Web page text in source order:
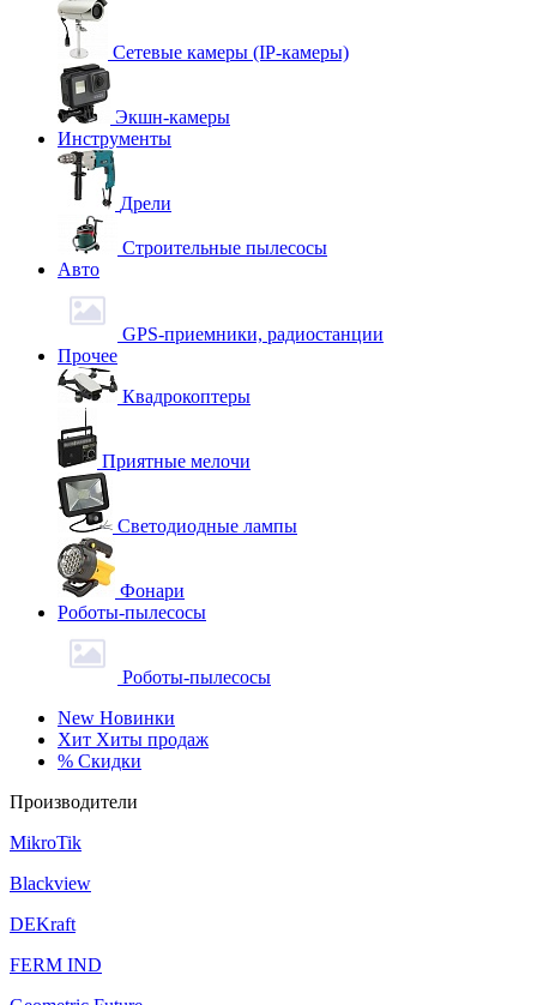
Сетевые камеры (IP-камеры)
Экшн-камеры
Инструменты
Дрели
Строительные пылесосы
Авто
GPS-приемники, радиостанции
Прочее
Квадрокоптеры
Приятные мелочи
Светодиодные лампы
Фонари
Роботы-пылесосы
Роботы-пылесосы
New Новинки
Хит Хиты продаж
% Скидки
Производители
MikroTik
Blackview
DEKraft
FERM IND